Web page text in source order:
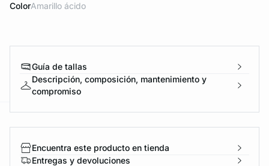
Color amarillo ácido
Guía de tallas
Descripción, composición, mantenimiento y
compromiso
Encuentra este producto en tienda
Entregas y devoluciones